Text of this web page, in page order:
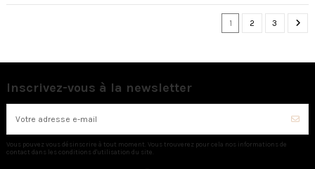
1 2 3
Inscrivez-vous à la newsletter
Vous pouvez vous désinscrire à tout moment. Vous trouverez pour cela nos informations de
contact dans les conditions d'utilisation du site.